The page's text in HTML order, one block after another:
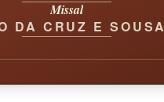
Missal
DA CRUZ E SOUSA